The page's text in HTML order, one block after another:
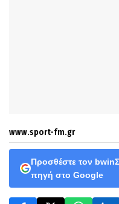
www.sport-fm.gr
Προσθέστε τον
πηγή στο Google